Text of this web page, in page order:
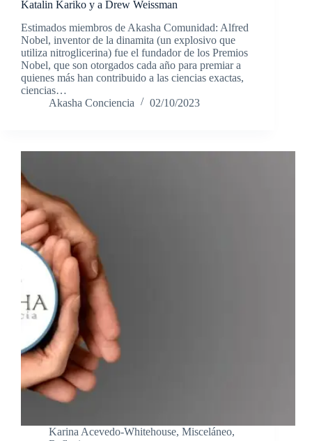
Katalin Kariko y a Drew Weissman
Estimados miembros de Akasha Comunidad: Alfred
Nobel, inventor de la dinamita (un explosivo que
utiliza nitroglicerina) fue el fundador de los Premios
Nobel, que son otorgados cada año para premiar a
quienes más han contribuido a las ciencias exactas,
ciencias…
Akasha Conciencia
02/10/2023
Karina Acevedo-Whitehouse, Misceláneo,